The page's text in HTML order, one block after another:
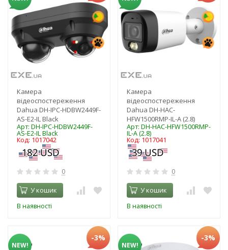
Камера
відеоспостереження
Dahua DH-IPC-HDBW2449F-
AS-E2-IL Black
Арт: DH-IPC-HDBW2449F-
AS-E2-IL Black
Код: 1017042
0
У кошик
В наявності
Камера
відеоспостереження
Dahua DH-HAC-
HFW1500RMP-IL-A (2.8)
Арт: DH-HAC-HFW1500RMP-
IL-A (2.8)
Код: 1017041
0
У кошик
В наявності
NEW!
-3%
NEW!
-3%